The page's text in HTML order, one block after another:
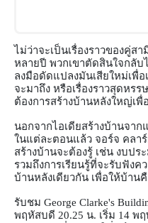
ไม่ว่าจะเป็นเรื่องราวของคู่ส
หลายปี พวกเขาตัดสินใจกลับ
ลงมือดัดแปลงมันเสียใหม่เพื่
จะมาถึง หรือเรื่องราวสุดหร
ต้องการสร้างบ้านหลังใหญ่เ
นอกจากไอเดียสร้างบ้านจา
ในแต่ละตอนแล้ว จอร์จ คลา
สร้างบ้านจะต้องรู้ เช่น งบป
รวมถึงการเรียนรู้ที่จะรับฟัง
บ้านหลังเดียวกัน เพื่อให้บ้า
รับชม George Clarke's
พฤหัสบดี 20.25 น. เริ่ม 14 พฤ